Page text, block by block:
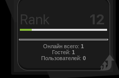
Онлайн всего: 1
Гостей: 1
Пользователей: 0